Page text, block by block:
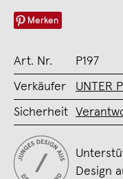
Merken
Art. Nr. P197
Verkäufer UNTER
Sicherheit
Design